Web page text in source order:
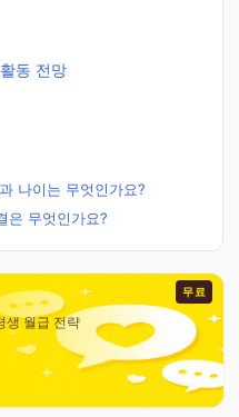
동 전망
나이는 무엇인가요?
은 무엇인가요?
무료
생 월급 전략